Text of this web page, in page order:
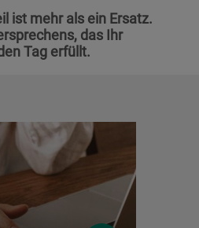
ist mehr als ein Ersatz.
das Ihr
Tag erfüllt.